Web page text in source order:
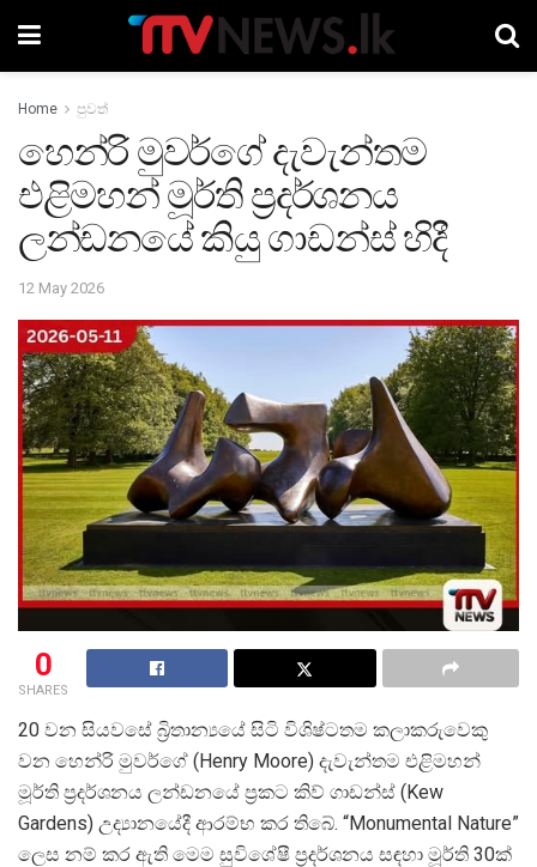
Home පුවත්
හෙන්රි මුවර්ගේ දැවැන්තම
එළිමහන් මූර්ති ප්‍රදර්ශනය
ලන්ඩනයේ කියු ගාඩන්ස් හිදී
12 May 2026
0
SHARES
20 වන සියවසේ බ්රිතාන්යයේ සිටි විශිෂ්ටතම කලාකරුවෙකු
වන හෙන්රි මුවර්ගේ (Henry Moore) දැවැන්තම එළිමහන්
මූර්ති ප්රදර්ශනය ලන්ඩනයේ ප්රකට කිව් ගාඩන්ස් (Kew
Gardens) උද්යානයේදී ආරම්භ කර තිබේ. “Monumental Nature”
ලෙස නම් කර ඇති මෙම සුවිශේෂී ප්රදර්ශනය සඳහා මූර්ති 30ක්